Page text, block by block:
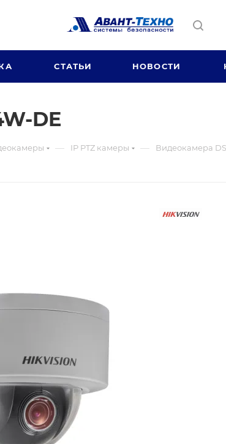
СТАТЬИ НОВОСТИ
DE
— IP PTZ камеры — Видеокамера